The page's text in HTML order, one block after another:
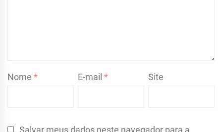
Nome * E-mail* Site